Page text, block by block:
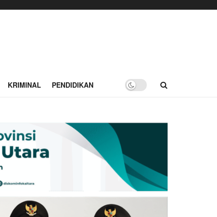
KRIMINAL PENDIDIKAN